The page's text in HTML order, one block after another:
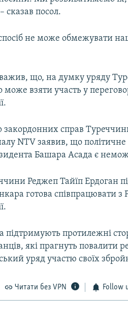
сказав посол.
не може обмежувати
що, на думку уряду
може взяти участь у
закордонних справ
NTV заявив, що
Башара Асада є
Реджеп Тайїп Ердоган
готова співпрацювати з
підтримують протилежні
які прагнуть
уряд участю своїх
Читати без VPN Follow